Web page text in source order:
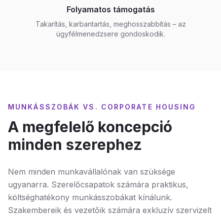
Folyamatos támogatás
Takarítás, karbantartás, meghosszabbítás – az
ügyfélmenedzsere gondoskodik.
MUNKÁSSZOBÁK VS. CORPORATE HOUSING
A megfelelő koncepció
minden szerephez
Nem minden munkavállalónak van szüksége
ugyanarra. Szerelőcsapatok számára praktikus,
költséghatékony munkásszobákat kínálunk.
Szakembereik és vezetőik számára exkluzív szervizelt